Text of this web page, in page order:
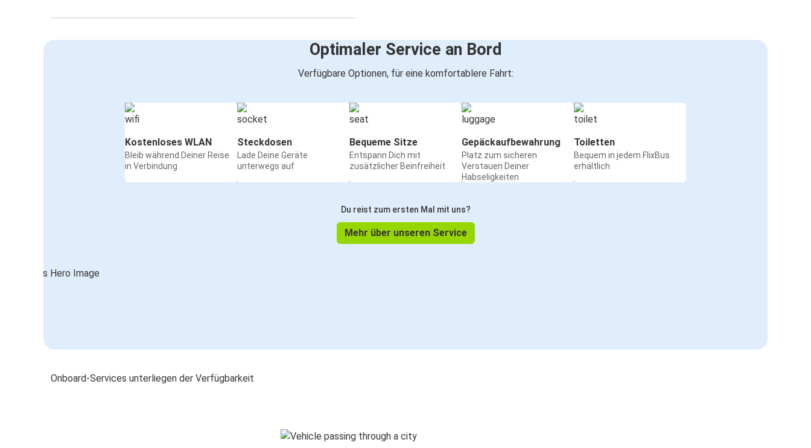
Optimaler Service an Bord
Verfügbare Optionen, für eine komfortablere Fahrt:
Kostenloses WLAN
Bleib während Deiner Reise
in Verbindung
Steckdosen
Lade Deine Geräte
unterwegs auf
Bequeme Sitze
Entspann Dich mit
zusätzlicher Beinfreiheit
Gepäckaufbewahrung
Platz zum sicheren
Verstauen Deiner
Habseligkeiten
Toiletten
Bequem in jedem FlixBus
erhältlich
Du reist zum ersten Mal mit uns?
Mehr über unseren Service
Onboard-Services unterliegen der Verfügbarkeit